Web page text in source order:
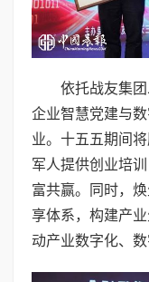
依托战友集
企业智慧党建与
业。十五五期间
军人提供创业培
富共赢。同时，
享体系，构建产
动产业数字化、数